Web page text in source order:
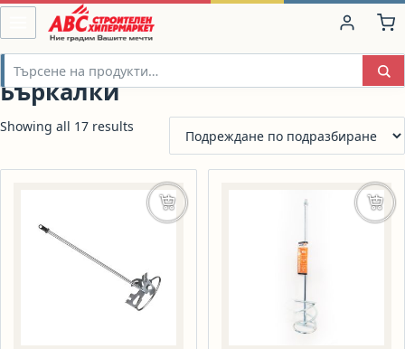
Бъркалки
Showing all 17 results
Добавяне в количката